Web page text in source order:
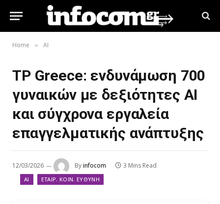
Home » AI
TP Greece: ενδυνάμωση 700
γυναικών με δεξιότητες AI
και σύγχρονα εργαλεία
επαγγελματικής ανάπτυξης
12/03/2026 Byinfocom 3 Mins Read
AI ΕΤΑΙΡ. ΚΟΙΝ. ΕΥΘΎΝΗ